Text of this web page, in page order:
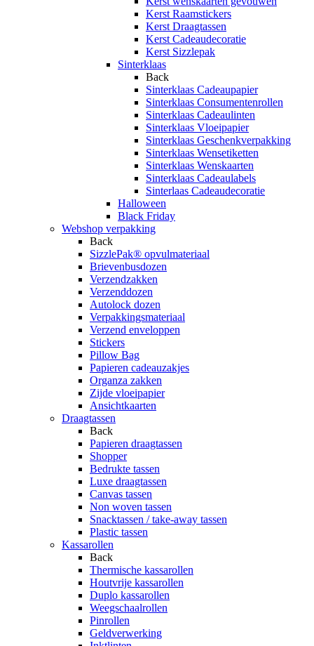
Kerst Raamstickers
Kerst Draagtassen
Kerst Cadeaudecoratie
Kerst Sizzlepak
Sinterklaas
Back
Sinterklaas Cadeaupapier
Sinterklaas Consumentenrollen
Sinterklaas Cadeaulinten
Sinterklaas Vloeipapier
Sinterklaas Geschenkverpakking
Sinterklaas Wensetiketten
Sinterklaas Wenskaarten
Sinterklaas Cadeaulabels
Sinterlaas Cadeaudecoratie
Halloween
Black Friday
Webshop verpakking
Back
SizzlePak® opvulmateriaal
Brievenbusdozen
Verzendzakken
Verzenddozen
Autolock dozen
Verpakkingsmateriaal
Verzend enveloppen
Stickers
Pillow Bag
Papieren cadeauzakjes
Organza zakken
Zijde vloeipapier
Ansichtkaarten
Draagtassen
Back
Papieren draagtassen
Shopper
Bedrukte tassen
Luxe draagtassen
Canvas tassen
Non woven tassen
Snacktassen / take-away tassen
Plastic tassen
Kassarollen
Back
Thermische kassarollen
Houtvrije kassarollen
Duplo kassarollen
Weegschaalrollen
Pinrollen
Geldverwerking